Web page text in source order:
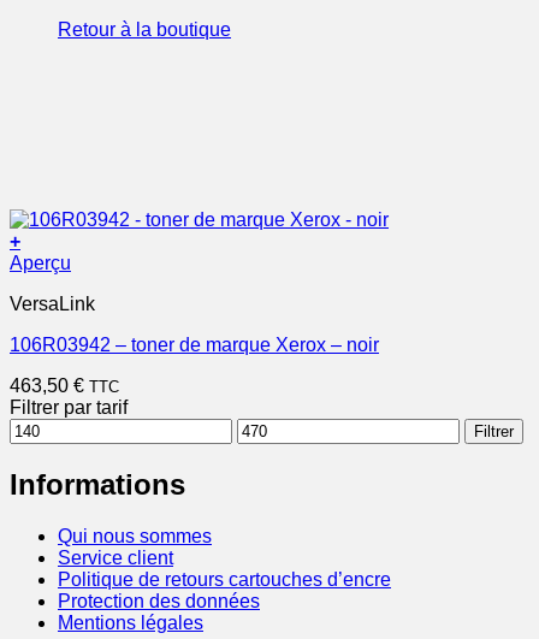
Retour à la boutique
+
Aperçu
VersaLink
106R03942 – toner de marque Xerox – noir
463,50 € TTC
Filtrer par tarif
Prix
min
Prix
max
Filtrer
Informations
Qui nous sommes
Service client
Politique de retours cartouches d’encre
Protection des données
Mentions légales